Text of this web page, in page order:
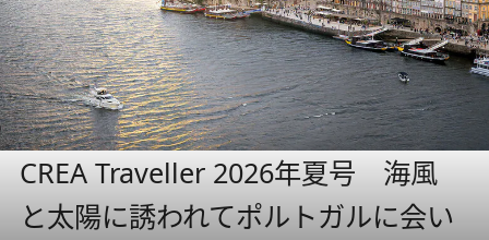
CREA Traveller 2026年夏号 海風
と太陽に誘われてポルトガルに会い